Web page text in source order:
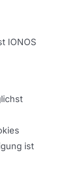
IONOS
ist